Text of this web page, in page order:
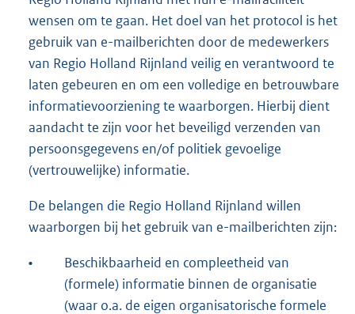
wensen om te gaan. Het doel van het protocol is het
gebruik van e-mailberichten door de medewerkers
van Regio Holland Rijnland veilig en verantwoord te
laten gebeuren en om een volledige en betrouwbare
informatievoorziening te waarborgen. Hierbij dient
aandacht te zijn voor het beveiligd verzenden van
persoonsgegevens en/of politiek gevoelige
(vertrouwelijke) informatie.
De belangen die Regio Holland Rijnland willen
waarborgen bij het gebruik van e-mailberichten zijn:
•
Beschikbaarheid en compleetheid van
(formele) informatie binnen de organisatie
(waar o.a. de eigen organisatorische formele